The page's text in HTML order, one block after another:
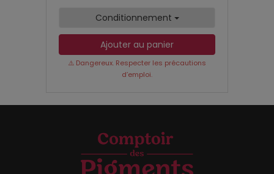
Conditionnement
Ajouter au panier
⚠️ Dangereux. Respecter les précautions
d’emploi.